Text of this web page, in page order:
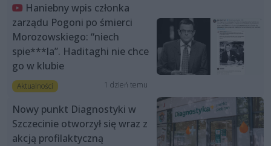
Haniebny wpis członka
zarządu Pogoni po śmierci
Morozowskiego: “niech
spie***la”. Haditaghi nie chce
go w klubie
Aktualności 1 dzień temu
Nowy punkt Diagnostyki w
Szczecinie otworzył się wraz z
akcją profilaktyczną